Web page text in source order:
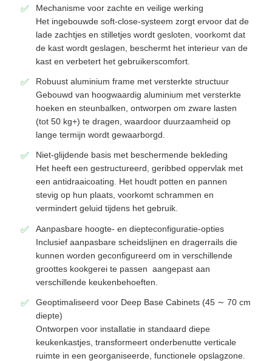
Thuis
Producten
Over ons
Fabrieksreis
Kwaliteitscontrole
Contacteer ons
Mechanisme voor zachte en veilige werking
Het ingebouwde soft-close-systeem zorgt ervoor dat de
lade zachtjes en stilletjes wordt gesloten, voorkomt dat
de kast wordt geslagen, beschermt het interieur van de
kast en verbetert het gebruikerscomfort.
Robuust aluminium frame met versterkte structuur
Gebouwd van hoogwaardig aluminium met versterkte
hoeken en steunbalken, ontworpen om zware lasten
(tot 50 kg+) te dragen, waardoor duurzaamheid op
lange termijn wordt gewaarborgd.
Niet-glijdende basis met beschermende bekleding
Het heeft een gestructureerd, geribbed oppervlak met
een antidraaicoating. Het houdt potten en pannen
stevig op hun plaats, voorkomt schrammen en
vermindert geluid tijdens het gebruik.
Aanpasbare hoogte- en diepteconfiguratie-opties
Inclusief aanpasbare scheidslijnen en dragerrails die
kunnen worden geconfigureerd om in verschillende
groottes kookgerei te passen  aangepast aan
verschillende keukenbehoeften.
Geoptimaliseerd voor Deep Base Cabinets (45 ∼ 70 cm
diepte)
Ontworpen voor installatie in standaard diepe
keukenkastjes, transformeert onderbenutte verticale
ruimte in een georganiseerde, functionele opslagzone.